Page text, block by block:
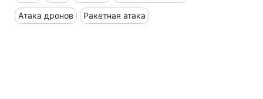
Атака дронов Ракетная атака